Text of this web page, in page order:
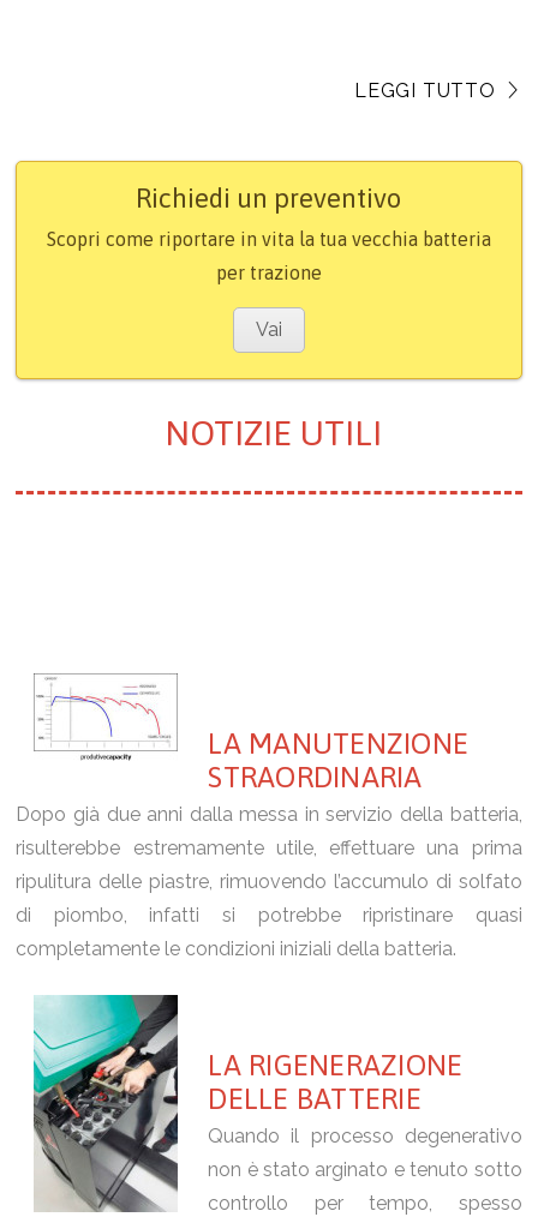
LEGGI TUTTO
Richiedi un preventivo
Scopri come riportare in vita la tua vecchia batteria
per trazione
Vai
NOTIZIE UTILI
LA MANUTENZIONE
STRAORDINARIA
Dopo già due anni dalla messa in servizio della batteria,
risulterebbe estremamente utile, effettuare una prima
ripulitura delle piastre, rimuovendo l’accumulo di solfato
di piombo, infatti si potrebbe ripristinare quasi
completamente le condizioni iniziali della batteria.
LA RIGENERAZIONE
DELLE BATTERIE
Quando il processo degenerativo
non è stato arginato e tenuto sotto
controllo per tempo, spesso